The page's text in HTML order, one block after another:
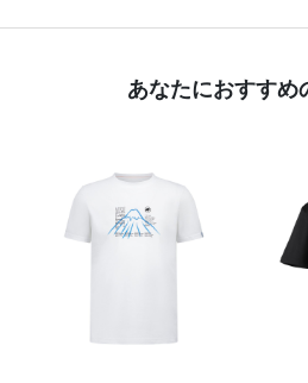
あなたにおすすめ